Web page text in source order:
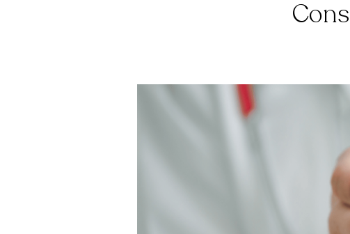
CreuBlanca Tarradellas
Centros Aragón
Pruebas